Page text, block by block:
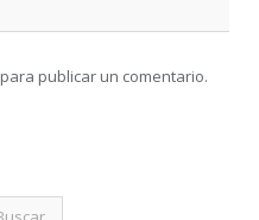
para publicar un comentario.